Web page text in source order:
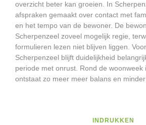
overzicht beter kan groeien. In
afspraken gemaakt over contact met
en het tempo van de bewoner. De
Scherpenzeel zoveel mogelijk regie,
formulieren lezen niet blijven liggen.
Scherpenzeel blijft duidelijkheid
periode met onrust. Rond de woonweek
ontstaat zo meer meer balans en
INDRUKKEN